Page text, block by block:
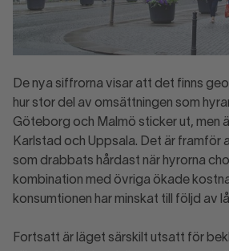
De nya siffrorna visar att det finns
hur stor del av omsättningen som
Göteborg och Malmö sticker ut, men
Karlstad och Uppsala. Det är framför
som drabbats hårdast när hyrorna
kombination med övriga ökade
konsumtionen har minskat till följd av
Fortsatt är läget särskilt utsatt för